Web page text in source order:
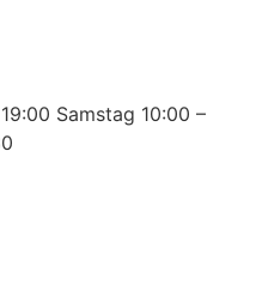
Samstag 10:00 –